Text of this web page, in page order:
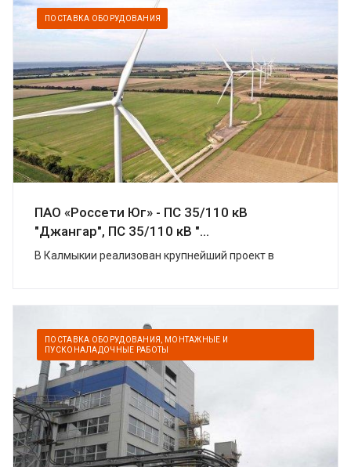
ПОСТАВКА ОБОРУДОВАНИЯ
ПАО «Россети Юг» - ПС 35/110 кВ
"Джангар", ПС 35/110 кВ "...
В Калмыкии реализован крупнейший проект в
построили в Цел...
ПОСТАВКА ОБОРУДОВАНИЯ, МОНТАЖНЫЕ И
ПУСКОНАЛАДОЧНЫЕ РАБОТЫ